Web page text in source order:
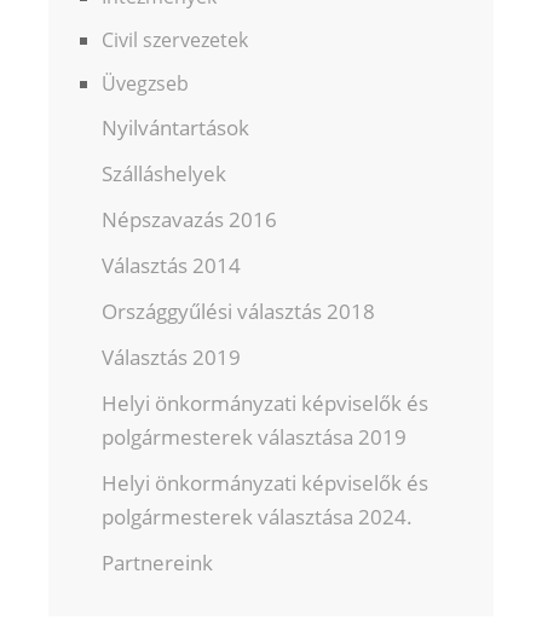
Civil szervezetek
Üvegzseb
Nyilvántartások
Szálláshelyek
Népszavazás 2016
Választás 2014
Országgyűlési választás 2018
Választás 2019
Helyi önkormányzati képviselők és
polgármesterek választása 2019
Helyi önkormányzati képviselők és
polgármesterek választása 2024.
Partnereink